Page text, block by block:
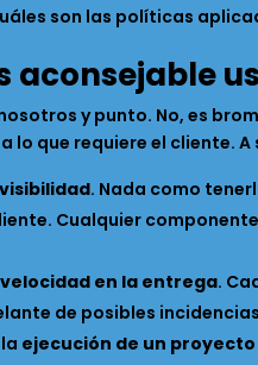
son las políticas
aconsejable
y punto. No, es
lo que requiere el cliente. A
. Nada como
Cualquier
en la entrega.
de posibles
ejecución de un